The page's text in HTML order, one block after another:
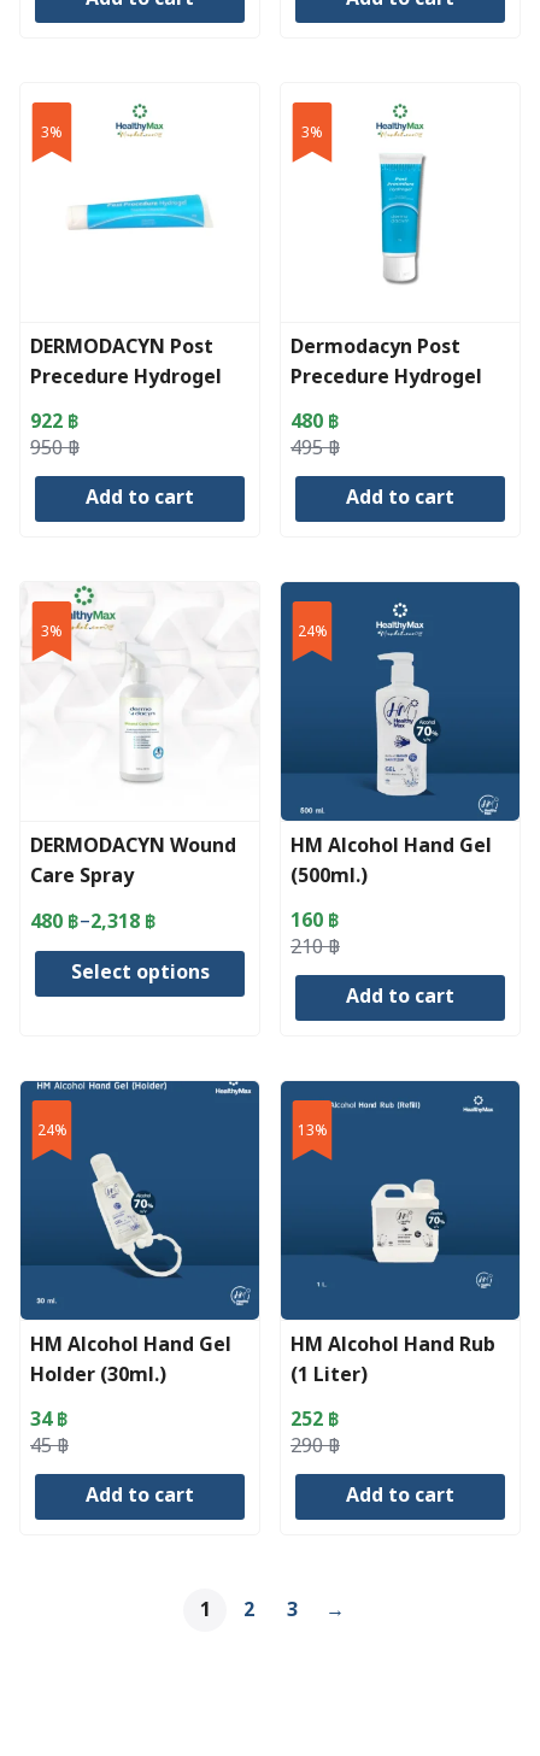
3%
DERMODACYN Post
Precedure Hydrogel
950฿
Original
price
922 ฿
Current
price
Add to cart
3%
Dermodacyn Post
Precedure Hydrogel
(15 g)
495฿
Original
price
480 ฿
Current
price
Add to cart
3%
DERMODACYN Wound
Care Spray
480 ฿–2,318 ฿
Price
range:
480 ฿
Select options
has
variants.
be
chosen
on
the
product
page
24%
HM Alcohol Hand Gel
(500ml.)
210฿
Original
price
160 ฿
Current
price
Add to cart
24%
HM Alcohol Hand Gel
Holder (30ml.)
45฿
Original
price
34฿
Current
price
Add to cart
13%
HM Alcohol Hand Rub
(1 Liter)
290฿
Original
price
252 ฿
Current
price
Add to cart
1 2 3 →